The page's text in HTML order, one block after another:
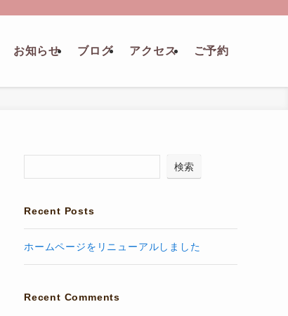
お知らせ ブログ アクセス ご予約
検索
Recent Posts
ホームページをリニューアルしました
Recent Comments